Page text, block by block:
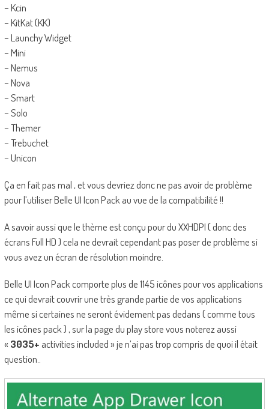
– Kcin
– KitKat (KK)
– Launchy Widget
– Mini
– Nemus
– Nova
– Smart
– Solo
– Themer
– Trebuchet
– Unicon
Ça en fait pas mal , et vous devriez donc ne pas avoir de problème
pour l’utiliser Belle UI Icon Pack au vue de la compatibilité !!
A savoir aussi que le thème est conçu pour du XXHDPI ( donc des
écrans Full HD ) cela ne devrait cependant pas poser de problème si
vous avez un écran de résolution moindre.
Belle UI Icon Pack comporte plus de 1145 icônes pour vos applications
ce qui devrait couvrir une très grande partie de vos applications
même si certaines ne seront évidement pas dedans ( comme tous
les icônes pack ) , sur la page du play store vous noterez aussi
«3035+ activities included » je n’ai pas trop compris de quoi il était
question..